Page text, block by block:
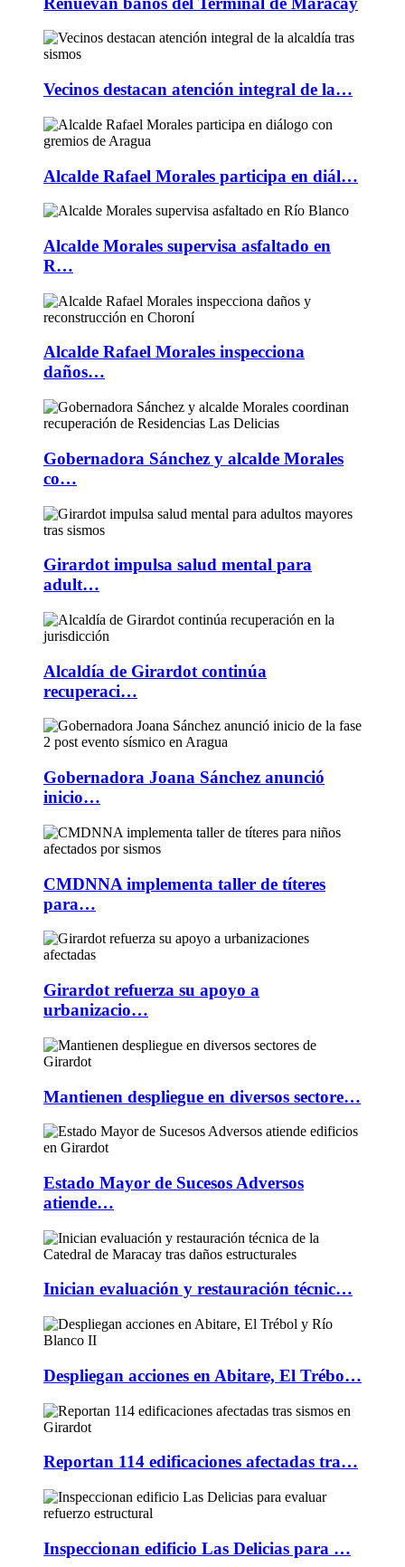
Vecinos destacan atención integral de la…
Alcalde Rafael Morales participa en diál…
Alcalde Morales supervisa asfaltado en
R…
Alcalde Rafael Morales inspecciona
daños…
Gobernadora Sánchez y alcalde Morales
co…
Girardot impulsa salud mental para
adult…
Alcaldía de Girardot continúa
recuperaci…
Gobernadora Joana Sánchez anunció
inicio…
CMDNNA implementa taller de títeres
para…
Girardot refuerza su apoyo a
urbanizacio…
Mantienen despliegue en diversos sectore…
Estado Mayor de Sucesos Adversos
atiende…
Inician evaluación y restauración técnic…
Despliegan acciones en Abitare, El Trébo…
Reportan 114 edificaciones afectadas tra…
Inspeccionan edificio Las Delicias para …